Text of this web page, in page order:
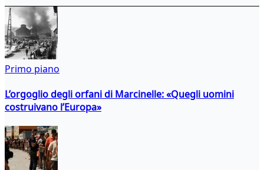
Primo piano
L’orgoglio degli orfani di Marcinelle: «Quegli uomini
costruivano l’Europa»